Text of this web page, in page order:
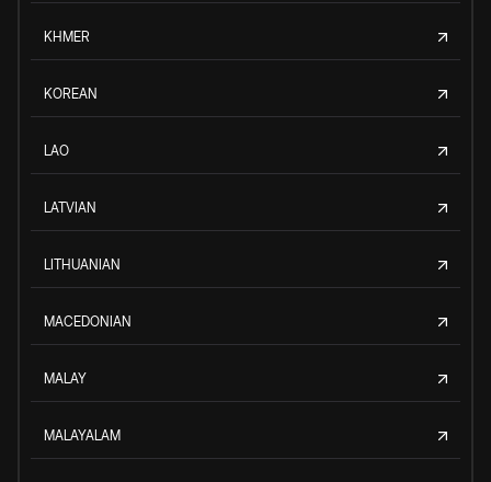
KHMER
KOREAN
LAO
LATVIAN
LITHUANIAN
MACEDONIAN
MALAY
MALAYALAM